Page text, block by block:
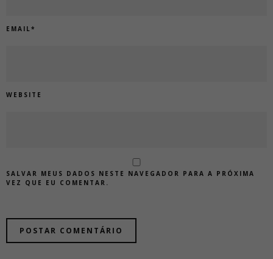
EMAIL*
WEBSITE
SALVAR MEUS DADOS NESTE NAVEGADOR PARA A PRÓXIMA
VEZ QUE EU COMENTAR.